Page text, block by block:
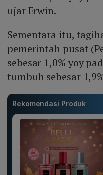
ujar Erwin.
Sementara itu,
pemerintah pusat
sebesar 1,0% yoy
tumbuh sebesar
Rekomendasi Produk